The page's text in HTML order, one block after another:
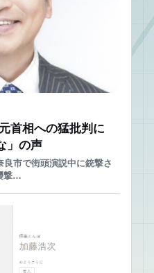
首相への猛批判に
」の声
市で街頭演説中に銃撃さ
撃…